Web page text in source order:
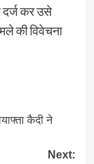
दर्ज कर उसे
की विवेचना
कैदी ने
Next: